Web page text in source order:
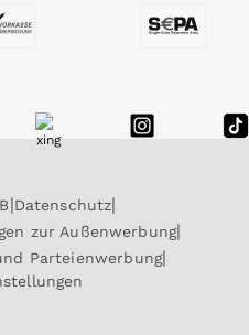
Datenschutz
zur Außenwerbung
Parteienwerbung